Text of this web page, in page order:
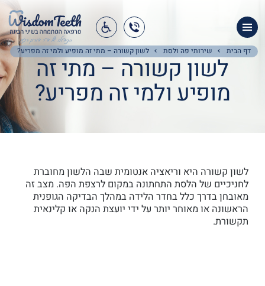
דף הבית שירותי פה ולסת לשון קשורה – מתי זה מופיע ולמי זה מפריע?
לשון קשורה – מתי זה
מופיע ולמי זה מפריע?
לשון קשורה היא וריאציה אנטומית שבה הלשון מחוברת
לחניכיים של הלסת התחתונה במקום לרצפת הפה. מצב זה
מאובחן בדרך כלל בחדר הלידה במהלך הבדיקה הגופנית
הראשונה או מאוחר יותר על ידי יועצת הנקה או קלינאית
תקשורת.
מומחה פה ולסת
אודות המרפאה
שירותי המרפאה
שירותי פה ולסת